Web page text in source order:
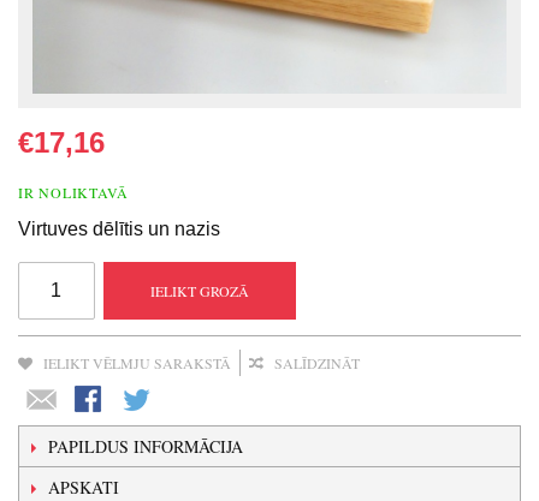
€17,16
IR NOLIKTAVĀ
Virtuves dēlītis un nazis
IELIKT GROZĀ
IELIKT VĒLMJU SARAKSTĀ SALĪDZINĀT
PAPILDUS INFORMĀCIJA
APSKATI